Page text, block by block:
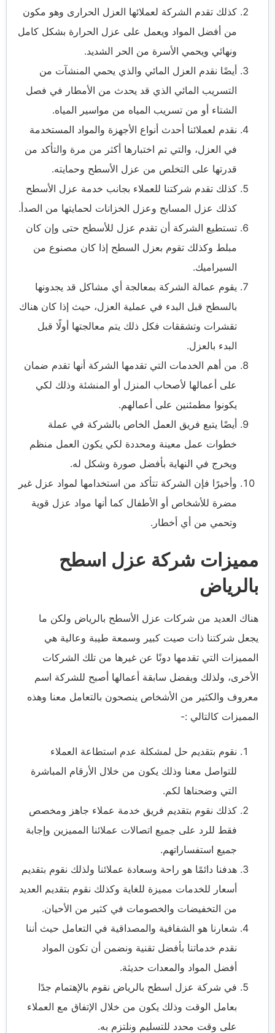
كذلك تقدم الشركة لعملائها العزل الحرارى وهو مكون
من أفضل المواد ويعمل على عزل الحرارة بشكل كامل
ونهائي ويحمي الأسرة من الحر الشديد.
أيضًا نقدم العزل المائي والذي يحمي المنشآت من
التسريب المائي الذي قد يحدث من الأمطار في فصل
الشتاء أو من تسريب المياه من مواسير المياه.
نقدم لعملائنا أحدث أنواع الأجهزة والمواد المستخدمة
في العزل، والتي تم اختبارها أكثر من مرة والتأكد من
قدرتها على التخلص من عزل الأسطح وحمايته.
كذلك تقدم شركتنا للعملاء بجانب خدمة عزل الأسطح
كذلك عزل المسابح وعزل الخزانات لحمايتها من الصدأ.
تستطيع الشركة أن تقدم عزل للأسطح حتى وإن كان
مبلط وكذلك تقوم بعزل السطح إذا كان مصنوع من
السيراميك.
يقوم عمالة الشركة بمعالجة أي مشاكل قد يجدونها
بالسطح قبل البدء في عملية العزل، حيث إذا كان هناك
تقشرات وتشققات فكل ذلك يتم معالجتها أولًا قبل
البدء بالعزل.
من أهم الخدمات التي تقدمها الشركة أنها تقدم ضمان
على أعمالها لأصحاب المنزل أو المنشئة وذلك لكي
يكونوا مطمئنين على أعمالهم.
أيضًا يتبع فريق العمل الخاص بالشركة في عملة
خطوات عمل معينة ومحددة لكي يكون العمل منظم
ويخرج في النهاية بأفضل صورة وشكل له.
وأخيرًا فإن الشركة تتأكد من استخدامها لمواد عزل غير
مضرة للأشخاص أو الأطفال كما أنها مواد عزل قوية
وتحمي من أي أخطار.
مميزات شركة عزل اسطح
بالرياض
هناك العديد من شركات عزل الأسطح بالرياض ولكن ما
يجعل شركتنا ذات صيت كبير وسمعة طيبة وعالية هي
المميزات التي تقدمها دونًا عن غيرها من تلك الشركات
الأخرى، ولذلك وبفضل سابقة أعمالها أصبح للشركة اسم
معروف والكثير من الأشخاص ينصحون بالتعامل معنا وهذه
المميزات كالتالي :-
نقوم بتقديم حل لمشكلة عدم استطاعة العملاء
للتواصل معنا وذلك يكون من خلال الأرقام المباشرة
التي وضحناها لكم.
كذلك نقوم بتقديم فريق خدمة عملاء جاهز ومخصص
فقط للرد على جميع اتصالات عملائنا المميزين وإجابة
جميع استفساراتهم.
هدفنا دائمًا هو راحة وسعادة عملائنا ولذلك نقوم بتقديم
أسعار للخدمات مميزة للغاية وكذلك نقوم بتقديم العديد
من التخفيضات والخصومات في كثير من الأحيان.
شعارنا هو الشفافية والمصداقية في التعامل حيث أننا
نقدم خدماتنا بأفضل تقنية ونضمن أن تكون المواد
أفضل المواد والمعدات حديثة.
في شركة عزل اسطح بالرياض نقوم بالإهتمام جدًا
بعامل الوقت وذلك يكون من خلال الإتفاق مع العملاء
على وقت محدد للتسليم ونلتزم به.